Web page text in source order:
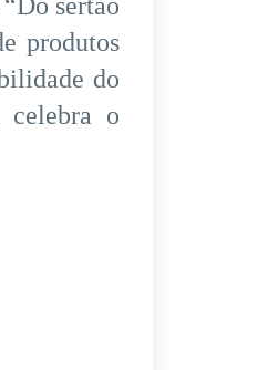
produtos
do
celebra o